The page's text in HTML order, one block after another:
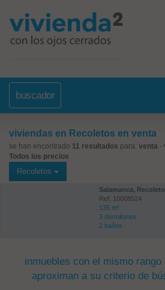
buscador
viviendas en Recoletos en venta
se han encontrado 11 resultados para: venta -
Todos los precios
Recoletos
Salamanca,
Ref: 10008524
135 m²
3 dormitorios
2 baños
inmuebles con el mismo
aproximan a su criterio de